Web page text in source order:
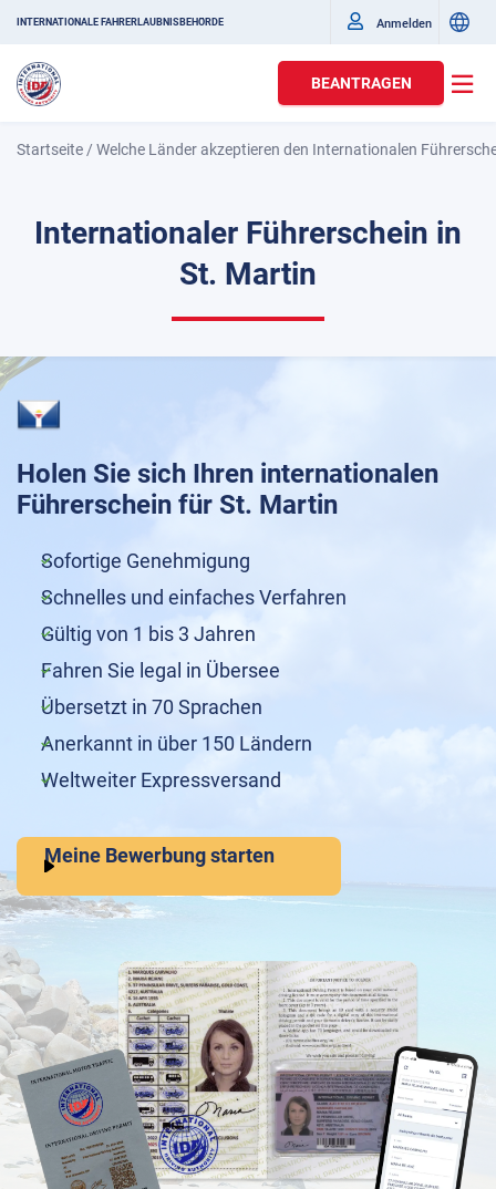
INTERNATIONALE FAHRERLAUBNISBEHÖRDE Anmelden
BEANTRAGEN
Startseite /Welche Länder akzeptieren den Internationalen
Internationaler Führerschein in
St. Martin
Holen Sie sich Ihren internationalen
Führerschein für St. Martin
Sofortige Genehmigung
Schnelles und einfaches Verfahren
Gültig von 1 bis 3 Jahren
Fahren Sie legal in Übersee
Übersetzt in 70 Sprachen
Anerkannt in über 150 Ländern
Weltweiter Expressversand
Meine Bewerbung starten